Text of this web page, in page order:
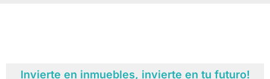
Invierte en inmuebles, invierte en tu futuro!